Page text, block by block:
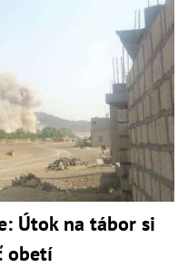
Útok na tábor si
obetí